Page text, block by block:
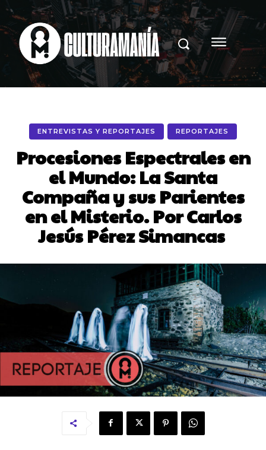
ENTREVISTAS Y REPORTAJES REPORTAJES
Procesiones Espectrales en
el Mundo: La Santa
Compaña y sus Parientes
en el Misterio. Por Carlos
Jesús Pérez Simancas